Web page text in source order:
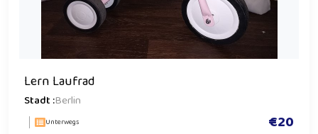
Lern Laufrad
Stadt :Berlin
Unterwegs €20